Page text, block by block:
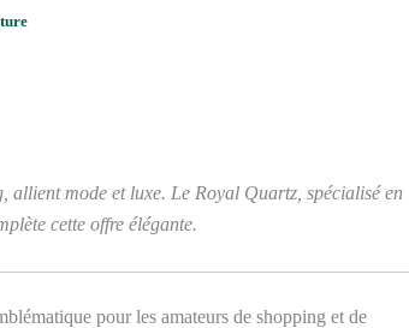
allient mode et luxe. Le Royal Quartz, spécialisé en
cette offre élégante.
pour les amateurs de shopping et de